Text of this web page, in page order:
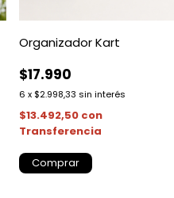
Organizador Kart
$17.990
6 x $2.998,33 sin interés
$13.492,50 con
Transferencia